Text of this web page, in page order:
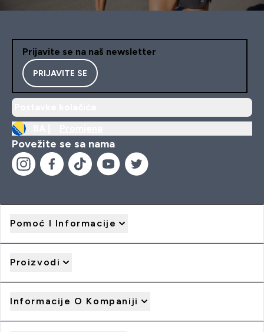
Prijavite se na naš newsletter
PRIJAVITE SE
Povežite se sa nama
Pomoć I Informacije
Proizvodi
Informacije O Kompaniji